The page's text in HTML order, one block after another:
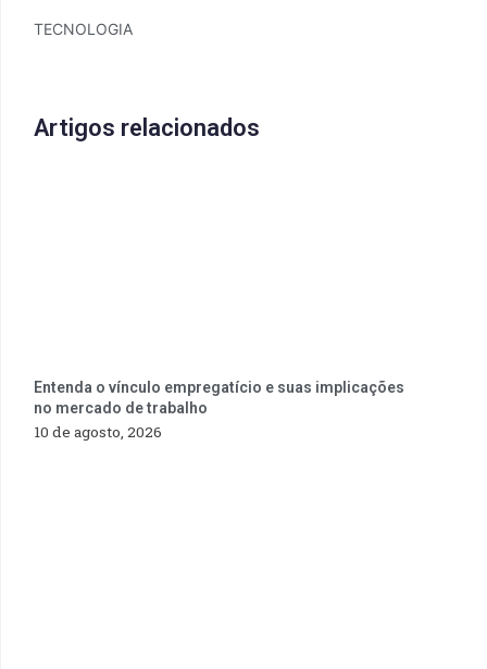
TECNOLOGIA
Artigos relacionados
Entenda o vínculo empregatício e suas implicações
no mercado de trabalho
10 de agosto, 2026